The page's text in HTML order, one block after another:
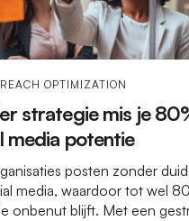
OPTIMIZATION
strategie mis je
media potentie
posten zonder
media, waardoor tot wel
onbenut blijft. Met een